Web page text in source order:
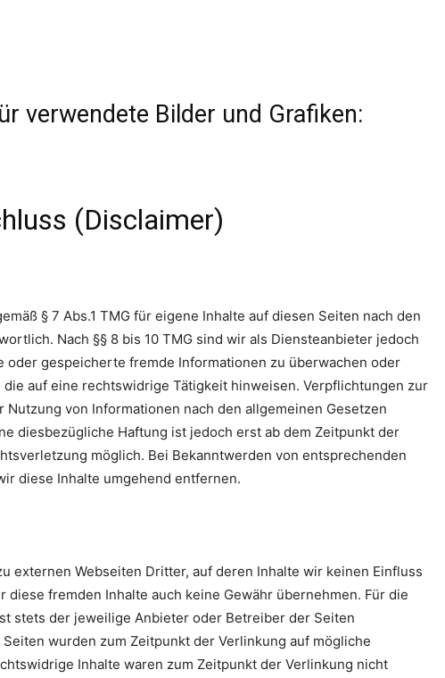
verwendete Bilder und Grafiken:
(Disclaimer)
§ 7 Abs.1 TMG für eigene Inhalte auf diesen Seiten nach den
Nach §§ 8 bis 10 TMG sind wir als Diensteanbieter jedoch
gespeicherte fremde Informationen zu überwachen oder
die auf eine rechtswidrige Tätigkeit hinweisen. Verpflichtungen zur
von Informationen nach den allgemeinen Gesetzen
diesbezügliche Haftung ist jedoch erst ab dem Zeitpunkt der
möglich. Bei Bekanntwerden von entsprechenden
diese Inhalte umgehend entfernen.
externen Webseiten Dritter, auf deren Inhalte wir keinen Einfluss
diese fremden Inhalte auch keine Gewähr übernehmen. Für die
stets der jeweilige Anbieter oder Betreiber der Seiten
wurden zum Zeitpunkt der Verlinkung auf mögliche
Inhalte waren zum Zeitpunkt der Verlinkung nicht